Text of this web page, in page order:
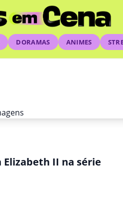
DORAMAS ANIMES
objetos antigos do
Elizabeth II na série